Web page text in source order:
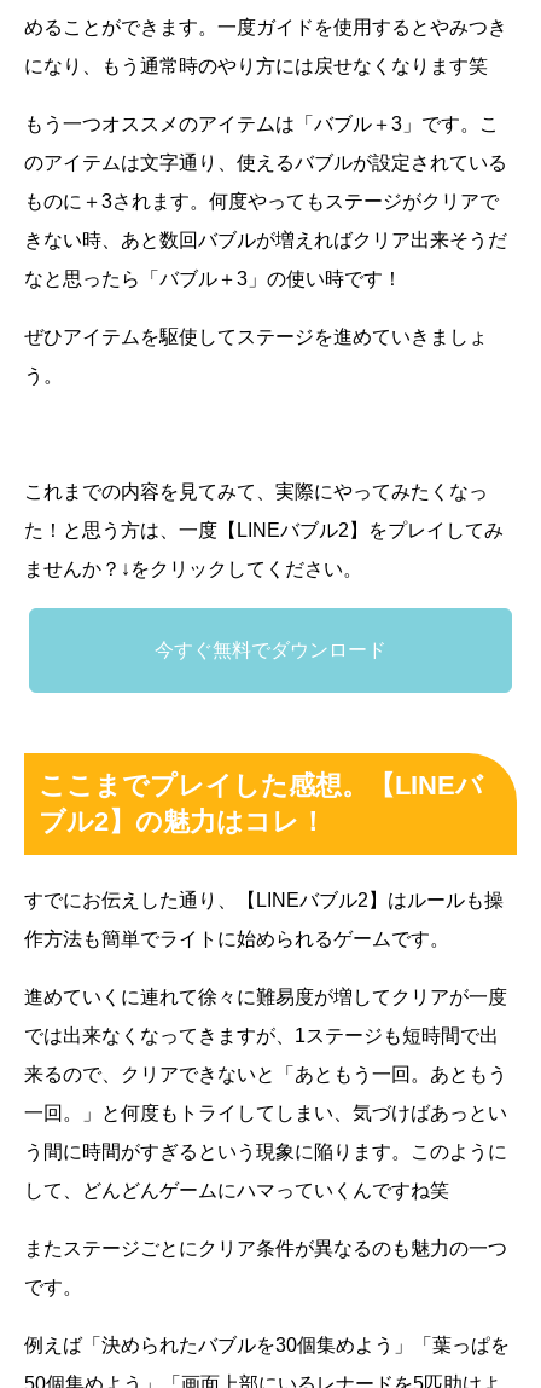
めることができます。一度ガイドを使用するとやみつき
になり、もう通常時のやり方には戻せなくなります笑
もう一つオススメのアイテムは「バブル＋3」です。こ
のアイテムは文字通り、使えるバブルが設定されている
ものに＋3されます。何度やってもステージがクリアで
きない時、あと数回バブルが増えればクリア出来そうだ
なと思ったら「バブル＋3」の使い時です！
ぜひアイテムを駆使してステージを進めていきましょ
う。
これまでの内容を見てみて、実際にやってみたくなっ
た！と思う方は、一度【LINEバブル2】をプレイしてみ
ませんか？↓をクリックしてください。
今すぐ無料でダウンロード
ここまでプレイした感想。【LINEバ
ブル2】の魅力はコレ！
すでにお伝えした通り、【LINEバブル2】はルールも操
作方法も簡単でライトに始められるゲームです。
進めていくに連れて徐々に難易度が増してクリアが一度
では出来なくなってきますが、1ステージも短時間で出
来るので、クリアできないと「あともう一回。あともう
一回。」と何度もトライしてしまい、気づけばあっとい
う間に時間がすぎるという現象に陥ります。このように
して、どんどんゲームにハマっていくんですね笑
またステージごとにクリア条件が異なるのも魅力の一つ
です。
例えば「決められたバブルを30個集めよう」「葉っぱを